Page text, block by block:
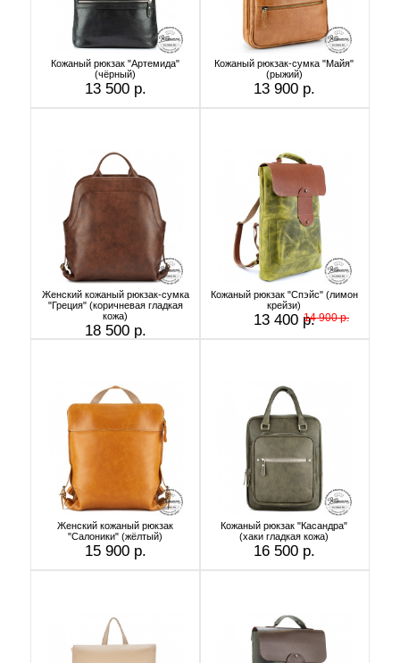
Кожаный рюкзак "Артемида"
(чёрный)
13 500 р.
Кожаный рюкзак-сумка "Майя"
(рыжий)
13 900 р.
Женский кожаный рюкзак-сумка
"Греция" (коричневая гладкая
кожа)
18 500 р.
Кожаный рюкзак "Спэйс" (лимон
крейзи)
13 400 р.14 900 р.
Женский кожаный рюкзак
"Салоники" (жёлтый)
15 900 р.
Кожаный рюкзак "Касандра"
(хаки гладкая кожа)
16 500 р.